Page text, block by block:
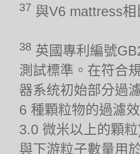
37 與V6 mattress相
38 英國專利編號
測試標準。在符合
器系统初始部分過
6 種顆粒物的過濾
3.0 微米以上的顆
與下游粒子數量用